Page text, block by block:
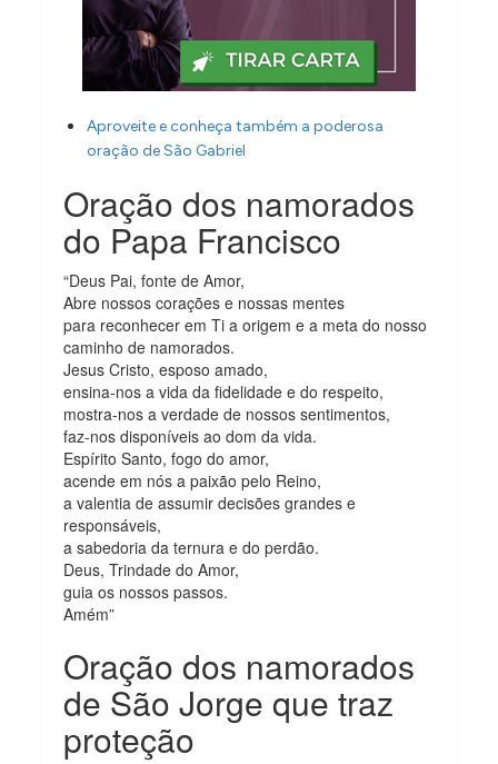
Aproveite e conheça também a poderosa
oração de São Gabriel
Oração dos namorados
do Papa Francisco
“Deus Pai, fonte de Amor,
Abre nossos corações e nossas mentes
para reconhecer em Ti a origem e a meta do nosso
caminho de namorados.
Jesus Cristo, esposo amado,
ensina-nos a vida da fidelidade e do respeito,
mostra-nos a verdade de nossos sentimentos,
faz-nos disponíveis ao dom da vida.
Espírito Santo, fogo do amor,
acende em nós a paixão pelo Reino,
a valentia de assumir decisões grandes e
responsáveis,
a sabedoria da ternura e do perdão.
Deus, Trindade do Amor,
guia os nossos passos.
Amém”
Oração dos namorados
de São Jorge que traz
proteção